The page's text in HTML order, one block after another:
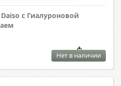
с Гиалуроновой
Нет в наличии